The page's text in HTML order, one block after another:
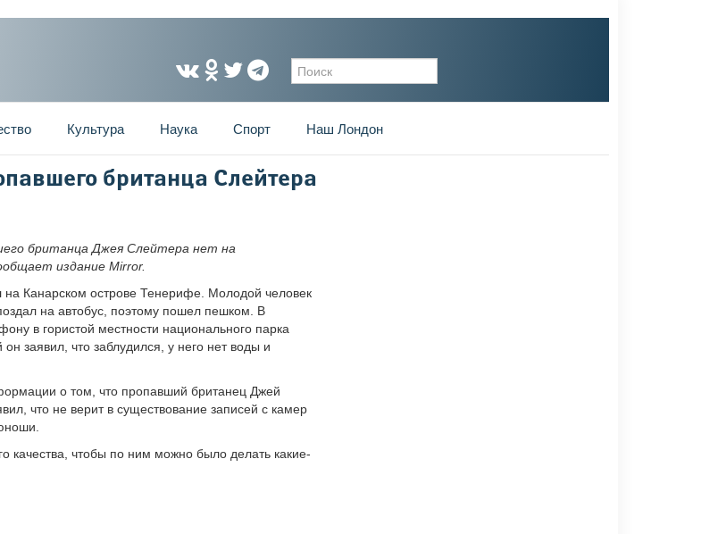
Форма поиска
Культура Наука Спорт Наш Лондон
британца Слейтера
британца Джея Слейтера нет на
издание Mirror.
Канарском острове Тенерифе. Молодой человек
на автобус, поэтому пошел пешком. В
в гористой местности национального парка
заявил, что заблудился, у него нет воды и
о том, что пропавший британец Джей
что не верит в существование записей с камер
качества, чтобы по ним можно было делать какие-